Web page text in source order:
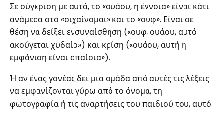
Σε σύγκριση με αυτά, το «ουάου, η έννοια» είναι κάτι
ανάμεσα στο «σιχαίνομαι» και το «ουφ». Είναι σε
θέση να δείξει ενσυναίσθηση («ουφ, ουάου, αυτό
ακούγεται χυδαίο») και κρίση («ουάου, αυτή η
εμφάνιση είναι απαίσια»).
Ή αν ένας γονέας δει μια ομάδα από αυτές τις λέξεις
να εμφανίζονται γύρω από το όνομα, τη
φωτογραφία ή τις αναρτήσεις του παιδιού του, αυτό